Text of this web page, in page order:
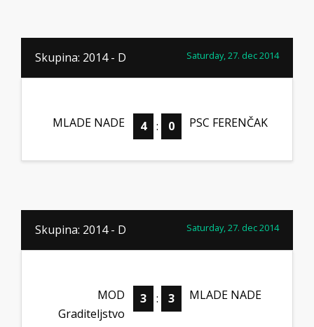
Skupina: 2014 - D Saturday, 27. dec 2014
MLADE NADE 4 : 0 PSC FERENČAK
Skupina: 2014 - D Saturday, 27. dec 2014
MOD
Graditeljstvo
3 : 3 MLADE NADE